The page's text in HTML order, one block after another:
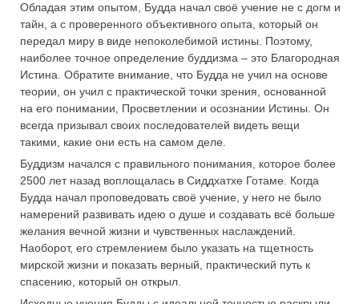
Обладая этим опытом, Будда начал своё учение не с догм и
тайн, а с проверенного объективного опыта, который он
передал миру в виде непоколебимой истины. Поэтому,
наиболее точное определение буддизма – это Благородная
Истина. Обратите внимание, что Будда не учил на основе
теории, он учил с практической точки зрения, основанной
на его понимании, Просветлении и осознании Истины. Он
всегда призывал своих последователей видеть вещи
такими, какие они есть на самом деле.
Буддизм начался с правильного понимания, которое более
2500 лет назад воплощалась в Сиддхатхе Готаме. Когда
Будда начал проповедовать своё учение, у него не было
намерений развивать идею о душе и создавать всё больше
желания вечной жизни и чувственных наслаждений.
Наоборот, его стремлением было указать на тщетность
мирской жизни и показать верный, практический путь к
спасению, который он открыл.